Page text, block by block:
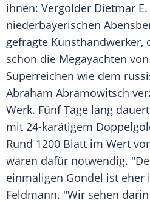
ihnen: Vergolder Dietmar
niederbayerischen
gefragte Kunsthandwerker,
schon die Megayachten
Superreichen wie dem
Abraham Abramowitsch
Werk. Fünf Tage lang
mit 24-karätigem
Rund 1200 Blatt im Wert
waren dafür notwendig.
einmaligen Gondel ist eher
Feldmann. "Wir sehen